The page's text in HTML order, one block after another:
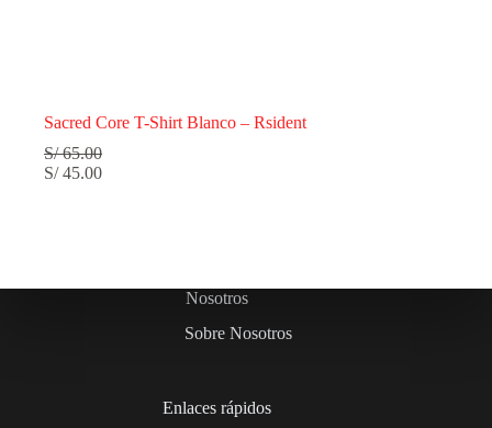
Sacred Core T-Shirt Blanco – Rsident
S/65.00
S/45.00
Nosotros
Sobre Nosotros
Enlaces rápidos